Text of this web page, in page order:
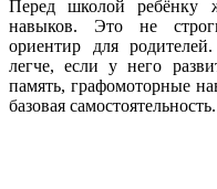
Перед школой ребёнку
навыков. Это не
ориентир для
легче, если у него
память, графомоторные
базовая самостоятельность.